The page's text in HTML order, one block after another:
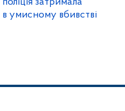
умисному вбивстві